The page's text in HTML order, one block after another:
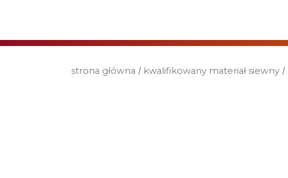
strona główna / kwalifikowany materiał siewny /